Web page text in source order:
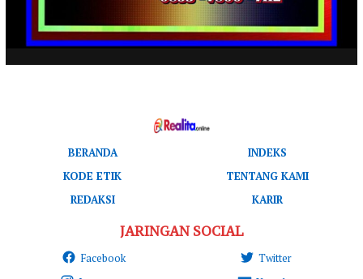
BERANDA
INDEKS
KODE ETIK
TENTANG KAMI
REDAKSI
KARIR
JARINGAN SOCIAL
Facebook
Twitter